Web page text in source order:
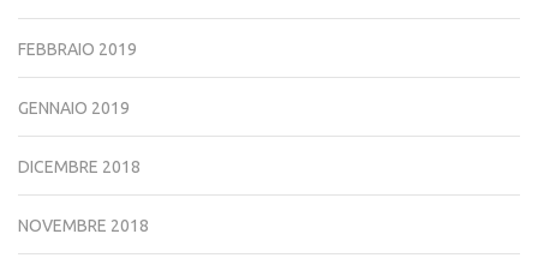
FEBBRAIO 2019
GENNAIO 2019
DICEMBRE 2018
NOVEMBRE 2018